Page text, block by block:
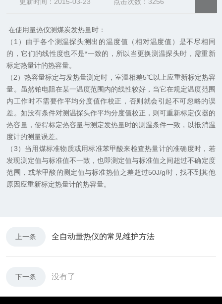
在使用量热仪测煤炭发热量时：
（ 1 ）由于各个测温探头测出的温度值（相对温度值）是不尽相同
的，它们的线性度也不是*一致的，所以当更换测温探头时，需重新
标定热量计的热容量。
（2）热容量标定与发热量测定时，室温相差5℃以上应重新标定热容
量。虽然铂电阻在某一温度范围内的线性较好，当它在规定温度范围
内工作时不需要作平均分度值作校正，否则就会引起不可忽略的误
差。如没有条件对测温探头作平均分度值校正，则可重新标定仪器的
热容量，使得标定热容量与测定发热量时的测温条件一致，以抵消温
度计的测量误差。
（3）当用煤标准物质或用标准苯甲酸来检查热量计的准确度时，若
发现测定值与标准值不一致，也即测定值与标准值之间超过不确定度
范围，或苯甲酸的测定值与标准热值之差超过50J/g时，找不到其他
原因应重新标定热量计的热容量。
上一条 全自动量热仪的常见维护方法
下一条 没有了